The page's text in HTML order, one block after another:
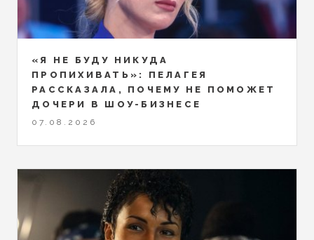
«Я НЕ БУДУ НИКУДА
ПРОПИХИВАТЬ»: ПЕЛАГЕЯ
РАССКАЗАЛА, ПОЧЕМУ НЕ ПОМОЖЕТ
ДОЧЕРИ В ШОУ-БИЗНЕСЕ
07.08.2026